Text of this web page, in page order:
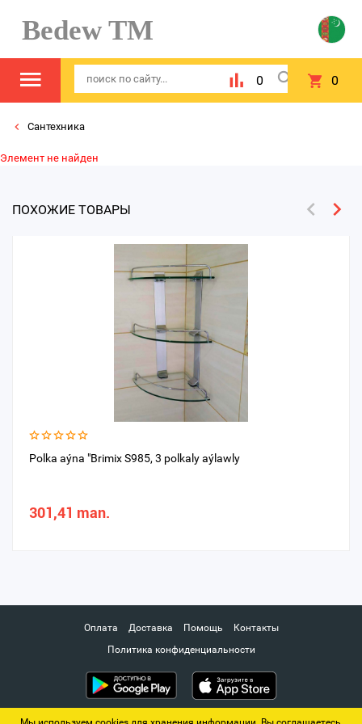
Bedew TM
0 0
Сантехника
Элемент не найден
ПОХОЖИЕ ТОВАРЫ
Polka aýna "Brimix S985, 3 polkaly aýlawly
301,41 man.
Оплата Доставка Помощь
Контакты
Политика конфиденциальности